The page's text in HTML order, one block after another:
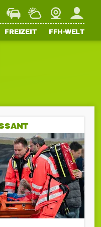
StaupilotWetterWebcamMein FFH
FREIZEIT FFH-WELT